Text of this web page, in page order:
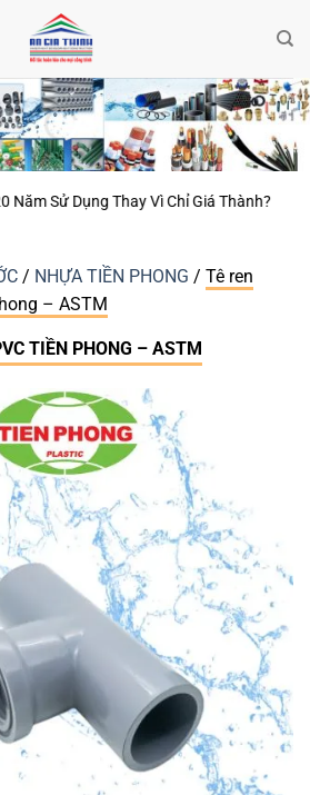
Vì Chỉ Giá Thành? Thiết bị điện
/ NHỰA TIỀN PHONG / Tê ren
– ASTM
TIỀN PHONG – ASTM